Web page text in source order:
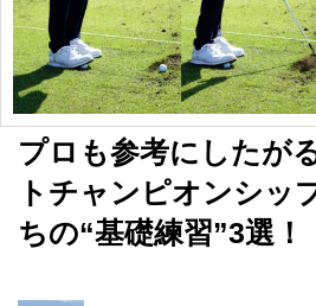
プロも参考にしたが
トチャンピオンシッ
ちの“基礎練習”3選！